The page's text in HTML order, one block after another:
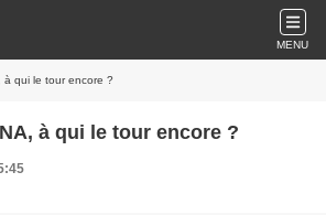
MENU
à qui le tour encore ?
à qui le tour encore ?